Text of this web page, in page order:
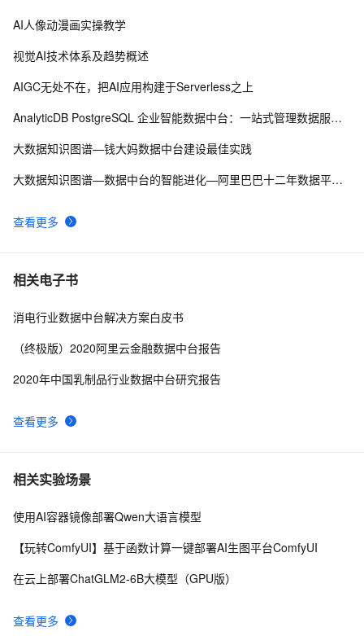
8 LeetCode 169 Majority Element（主要元素）（vector、
10基于LangChain手工测试用例转App自动化测试生成工
查看更多
AI人像动漫画实操教学
视觉AI技术体系及趋势概述
AIGC无处不在，把AI应用构建于Serverless之上
AnalyticDB PostgreSQL 企业智能数据中台：一站式管理数据服务资产
大数据知识图谱—钱大妈数据中台建设最佳实践
大数据知识图谱—数据中台的智能进化—阿里巴巴十二年数据平台发展历程
相关电子书
查看更多
消电行业数据中台解决方案白皮书
（终极版）2020阿里云金融数据中台报告
2020年中国乳制品行业数据中台研究报告
相关实验场景
查看更多
使用AI容器镜像部署Qwen大语言模型
【玩转ComfyUI】基于函数计算一键部署AI生图平台ComfyUI
在云上部署ChatGLM2-6B大模型（GPU版）